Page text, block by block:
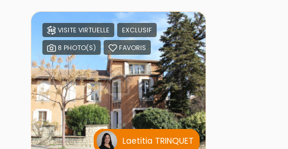
VISITE VIRTUELLE
EXCLUSIF
8 PHOTO(S)
FAVORIS
Laetitia TRINQUET